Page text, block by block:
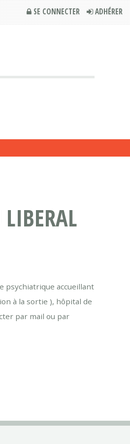
SE CONNECTER ADHÉRER
psychiatrique accueillant
à la sortie ), hôpital de
par mail ou par